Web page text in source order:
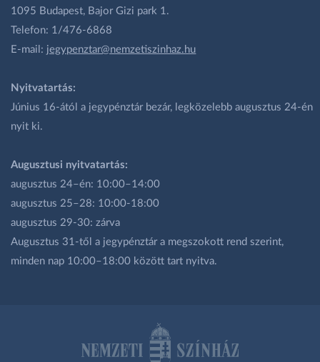
1095 Budapest, Bajor Gizi park 1.
Telefon: 1/476-6868
E-mail: jegypenztar@nemzetiszinhaz.hu
Nyitvatartás:
Június 16-ától a jegypénztár bezár, legközelebb augusztus 24-én
nyit ki.
Augusztusi nyitvatartás:
augusztus 24–én: 10:00–14:00
augusztus 25–28: 10:00-18:00
augusztus 29-30: zárva
Augusztus 31-től a jegypénztár a megszokott rend szerint,
minden nap 10:00–18:00 között tart nyitva.